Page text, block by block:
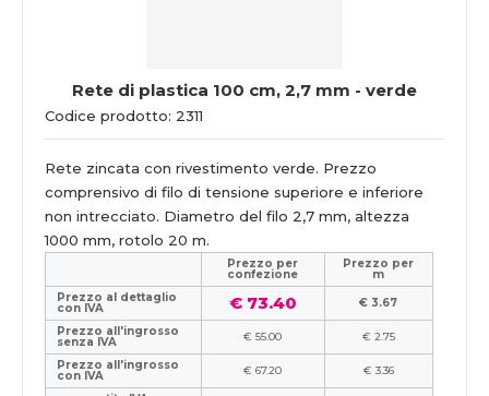
Rete di plastica 100 cm, 2,7 mm - verde
Codice prodotto: 2311
Rete zincata con rivestimento verde. Prezzo
comprensivo di filo di tensione superiore e inferiore
non intrecciato. Diametro del filo 2,7 mm, altezza
1000 mm, rotolo 20 m.
Prezzo per
confezione
Prezzo per
m
Prezzo al dettaglio
con IVA € 73.40
€ 3.67
Prezzo all'ingrosso
senza IVA € 55.00
€ 2.75
Prezzo all'ingrosso
con IVA € 67.20
€ 3.36